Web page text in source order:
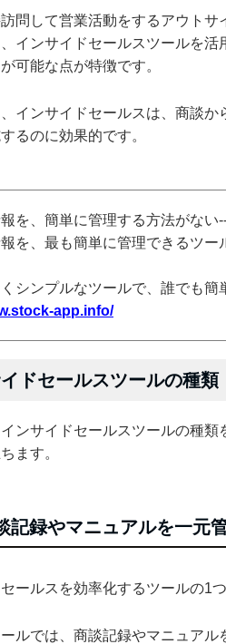
問して営業活動をするアウト
インサイドセールスツールを
可能な点が特徴です。
インサイドセールスは、商談
るのに効果的です。
報を、簡単に管理する方法がない
を、最も簡単に管理できるツー
シンプルなツールで、誰でも簡
app.info/
ドセールスツールの種類
ンサイドセールスツールの種
ます。
記録やマニュアルを一元
ールスを効率化するツールの1
ルでは、商談記録やマニュア